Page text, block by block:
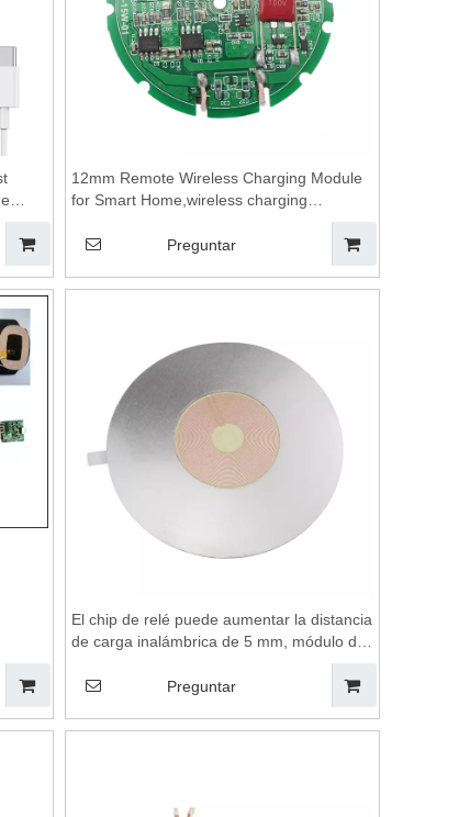
12mm Remote Wireless Charging Module
for Smart Home,wireless charging
coils,wireless charging module,Wireless
charger motherboard,Transmitting Coil
Preguntar
El chip de relé puede aumentar la distancia
de carga inalámbrica de 5 mm, módulo de
carga de dispositivo inalámbrico, bobinas
de carga inalámbrica, módulo de carga
inalámbrico, plataforma de carga
Preguntar